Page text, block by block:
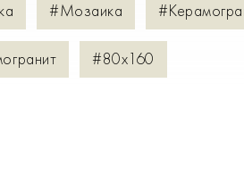
#Мозаика
#80х160